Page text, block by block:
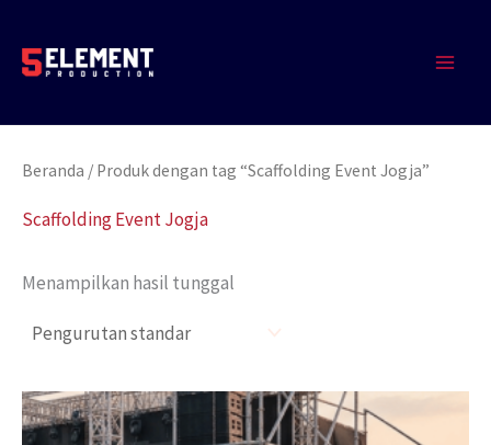
konten
Beranda / Produk dengan tag “Scaffolding Event Jogja”
Scaffolding Event Jogja
Menampilkan hasil tunggal